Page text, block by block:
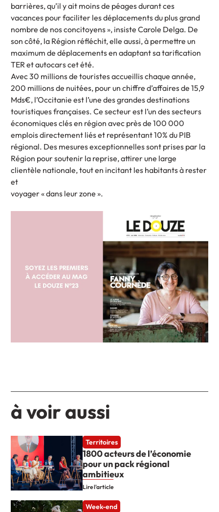
barrières, qu’il y ait moins de péages durant ces
vacances pour faciliter les déplacements du plus grand
nombre de nos concitoyens », insiste Carole Delga. De
son côté, la Région réfléchit, elle aussi, à permettre un
maximum de déplacements en adaptant sa tarification
TER et autocars cet été.
Avec 30 millions de touristes accueillis chaque année,
200 millions de nuitées, pour un chiffre d’affaires de 15,9
Mds€, l’Occitanie est l’une des grandes destinations
touristiques françaises. Ce secteur est l’un des secteurs
économiques clés en région avec près de 100 000
emplois directement liés et représentant 10% du PIB
régional. Des mesures exceptionnelles sont prises par la
Région pour soutenir la reprise, attirer une large
clientèle nationale, tout en incitant les habitants à rester
et
voyager « dans leur zone ».
à voir aussi
Territoires
1800 acteurs de l’économie
pour un pack régional
ambitieux
Lire l'article
Week-end